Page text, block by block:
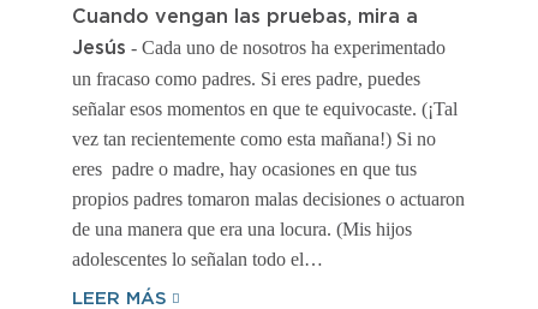
Cuando vengan las pruebas, mira a
Jesús - Cada uno de nosotros ha experimentado
un fracaso como padres. Si eres padre, puedes
señalar esos momentos en que te equivocaste. (¡Tal
vez tan recientemente como esta mañana!) Si no
eres padre o madre, hay ocasiones en que tus
propios padres tomaron malas decisiones o actuaron
de una manera que era una locura. (Mis hijos
adolescentes lo señalan todo el…
LEER MÁS